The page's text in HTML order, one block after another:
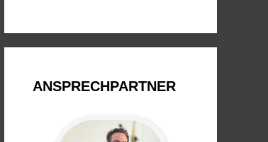
ANSPRECHPARTNER